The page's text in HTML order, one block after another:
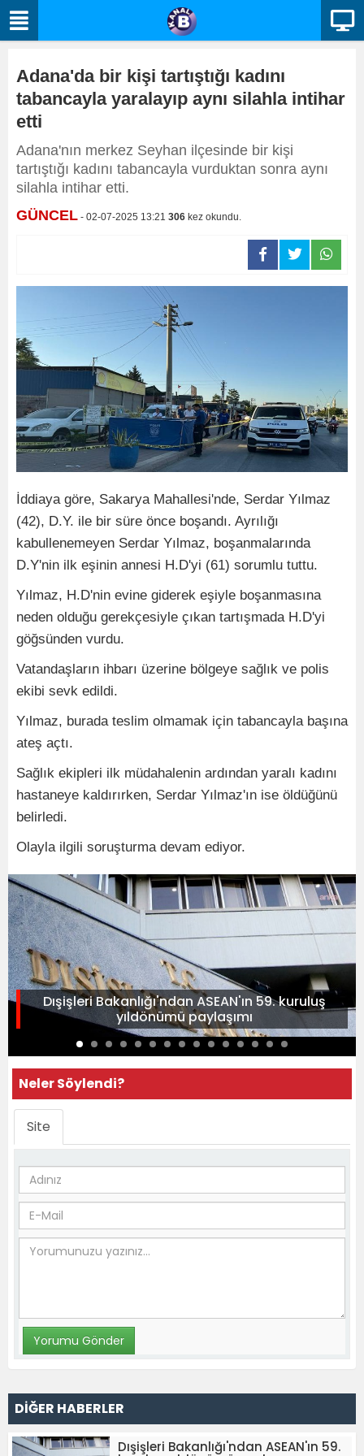
Adana'da bir kişi tartıştığı kadını
tabancayla yaralayıp aynı silahla intihar
etti
Adana'nın merkez Seyhan ilçesinde bir kişi
tartıştığı kadını tabancayla vurduktan sonra aynı
silahla intihar etti.
GÜNCEL - 02-07-2025 13:21 306 kez okundu.
İddiaya göre, Sakarya Mahallesi'nde, Serdar Yılmaz
(42), D.Y. ile bir süre önce boşandı. Ayrılığı
kabullenemeyen Serdar Yılmaz, boşanmalarında
D.Y'nin ilk eşinin annesi H.D'yi (61) sorumlu tuttu.
Yılmaz, H.D'nin evine giderek eşiyle boşanmasına
neden olduğu gerekçesiyle çıkan tartışmada H.D'yi
göğsünden vurdu.
Vatandaşların ihbarı üzerine bölgeye sağlık ve polis
ekibi sevk edildi.
Yılmaz, burada teslim olmamak için tabancayla başına
ateş açtı.
Sağlık ekipleri ilk müdahalenin ardından yaralı kadını
hastaneye kaldırırken, Serdar Yılmaz'ın ise öldüğünü
belirledi.
Olayla ilgili soruşturma devam ediyor.
Dışişleri Bakanlığı'ndan ASEAN'ın 59. kuruluş
yıldönümü paylaşımı
Neler Söylendi?
Site
DİĞER HABERLER
Dışişleri Bakanlığı'ndan ASEAN'ın 59.